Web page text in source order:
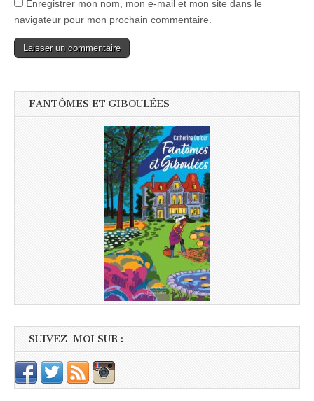
Enregistrer mon nom, mon e-mail et mon site dans le
navigateur pour mon prochain commentaire.
FANTÔMES ET GIBOULÉES
SUIVEZ-MOI SUR :